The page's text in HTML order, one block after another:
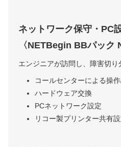
ネットワーク保守・PC
〈NETBegin BBパック
エンジニアが訪問し、障害切り
コールセンターによる操
ハードウェア交換
PCネットワーク設定
リコー製プリンター共有